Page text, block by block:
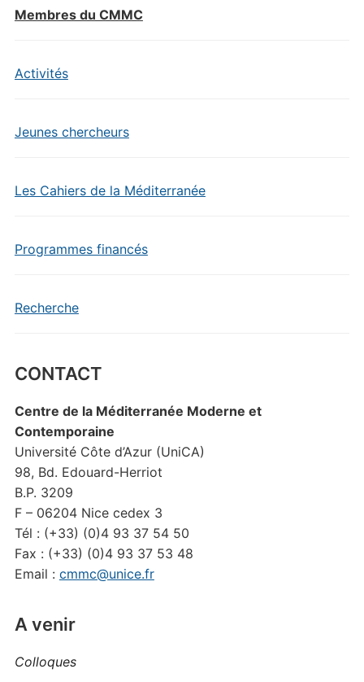
Membres du CMMC
Activités
Jeunes chercheurs
Les Cahiers de la Méditerranée
Programmes financés
Recherche
CONTACT
Centre de la Méditerranée Moderne et
Contemporaine
Université Côte d’Azur (UniCA)
98, Bd. Edouard-Herriot
B.P. 3209
F – 06204 Nice cedex 3
Tél : (+33) (0)4 93 37 54 50
Fax : (+33) (0)4 93 37 53 48
Email : cmmc@unice.fr
A venir
Colloques